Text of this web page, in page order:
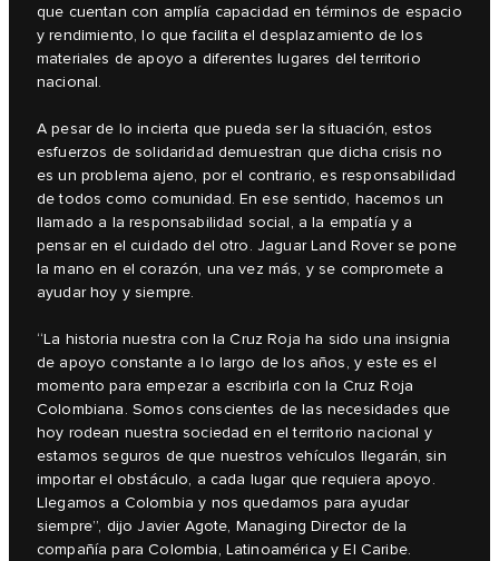
que cuentan con amplía capacidad en términos de espacio
y rendimiento, lo que facilita el desplazamiento de los
materiales de apoyo a diferentes lugares del territorio
nacional.
A pesar de lo incierta que pueda ser la situación, estos
esfuerzos de solidaridad demuestran que dicha crisis no
es un problema ajeno, por el contrario, es responsabilidad
de todos como comunidad. En ese sentido, hacemos un
llamado a la responsabilidad social, a la empatía y a
pensar en el cuidado del otro. Jaguar Land Rover se pone
la mano en el corazón, una vez más, y se compromete a
ayudar hoy y siempre.
“La historia nuestra con la Cruz Roja ha sido una insignia
de apoyo constante a lo largo de los años, y este es el
momento para empezar a escribirla con la Cruz Roja
Colombiana. Somos conscientes de las necesidades que
hoy rodean nuestra sociedad en el territorio nacional y
estamos seguros de que nuestros vehículos llegarán, sin
importar el obstáculo, a cada lugar que requiera apoyo.
Llegamos a Colombia y nos quedamos para ayudar
siempre”, dijo Javier Agote, Managing Director de la
compañía para Colombia, Latinoamérica y El Caribe.